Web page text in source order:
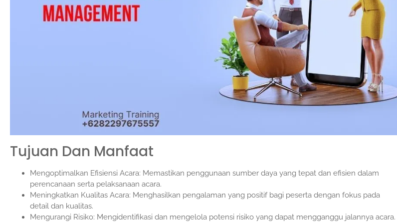
Tujuan Dan Manfaat
Mengoptimalkan Efisiensi Acara: Memastikan penggunaan sumber daya yang tepat dan efisien dalam
perencanaan serta pelaksanaan acara.
Meningkatkan Kualitas Acara: Menghasilkan pengalaman yang positif bagi peserta dengan fokus pada
detail dan kualitas.
Mengurangi Risiko: Mengidentifikasi dan mengelola potensi risiko yang dapat mengganggu jalannya acara.